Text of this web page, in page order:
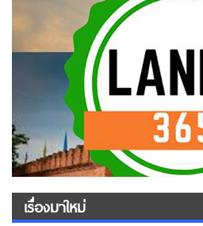
เรื่องมาใหม่